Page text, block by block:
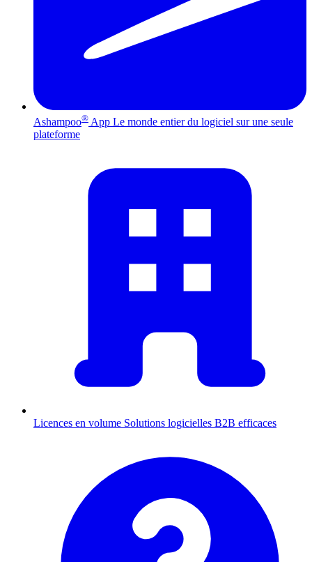
Ashampoo® App Le monde entier du logiciel sur une seule
plateforme
Licences en volume Solutions logicielles B2B efficaces